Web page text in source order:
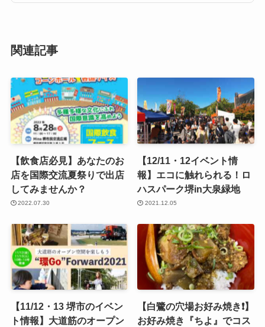
関連記事
【飲食店必見】あなたのお
店を国際交流夏祭りで出店
してみませんか？
2022.07.30
【12/11・12イベント情
報】エコに触れられる！ロ
ハスパーク堺in大泉緑地
2021.12.05
【11/12・13 堺市のイベン
ト情報】大道筋のオープン
【白鷺の穴場お好み焼き❗️】
お好み焼き『ちよ』でコス